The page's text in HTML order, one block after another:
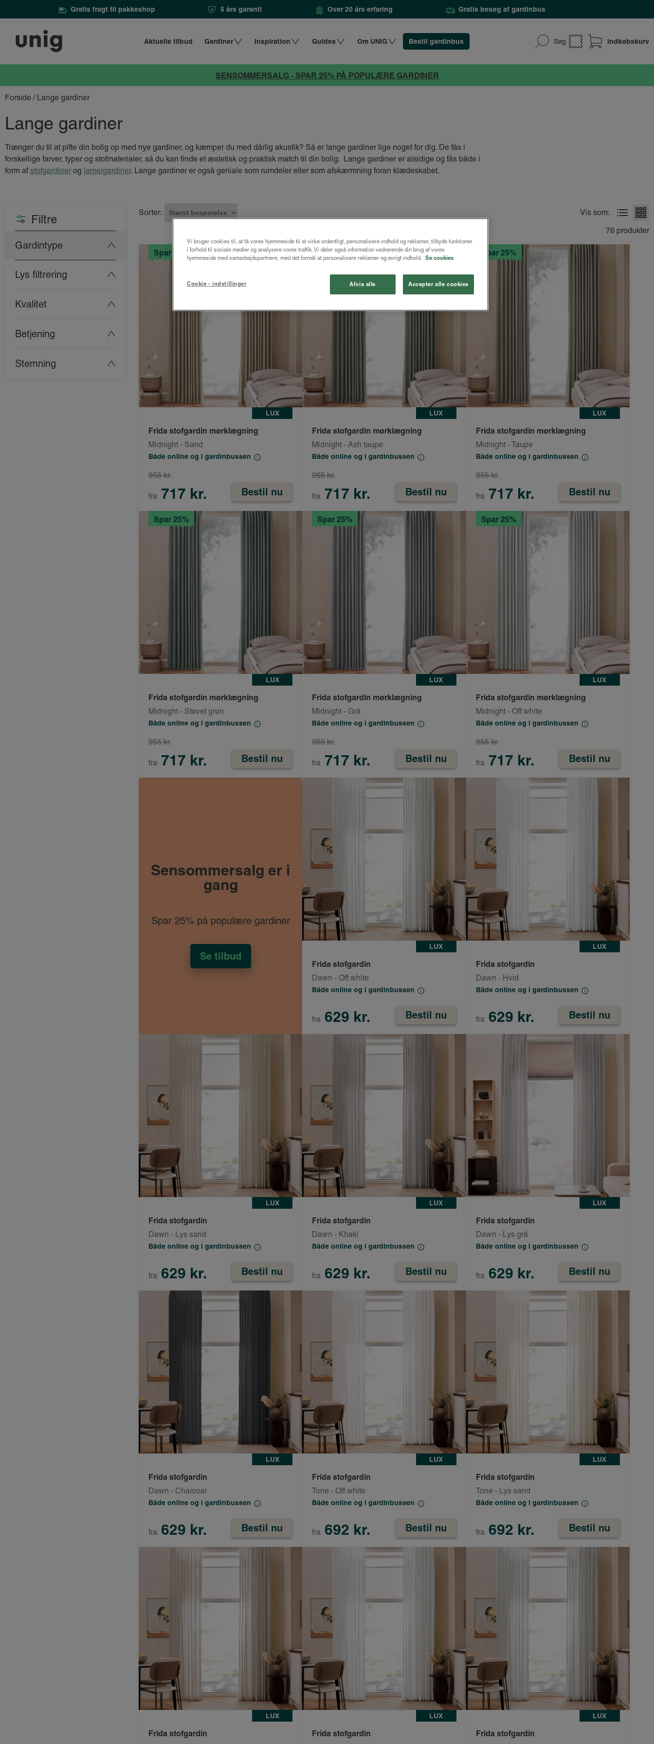
Gratis fragt til pakkeshop 5 års garanti Over 20 års erfaring Gratis besøg af gardinbus
Søg Indkøbskurv
Aktuelle tilbud Gardiner Inspiration Guides Om UNIG Bestil gardinbus
SENSOMMERSALG - SPAR 25% PÅ POPULÆRE GARDINER
Forside / Lange gardiner
Lange gardiner
Trænger du til at pifte din bolig op med nye gardiner, og kæmper du med dårlig akustik? Så er lange gardiner lige noget for dig. De fås i
forskellige farver, typer og stofmaterialer, så du kan finde et æstetisk og praktisk match til din bolig. Lange gardiner er alsidige og fås både i
form af stofgardinerog lamelgardiner. Lange gardiner er også geniale som rumdeler eller som afskærmning foran klædeskabet.
Filtre
Gardintype
Lys filtrering
Kvalitet
Betjening
Stemning
Sorter:
Vis som:
76 produkter
Spar 25%
LUX
Frida stofgardin mørklægning
Midnight - Sand
Både online og i gardinbussen
fra 717 kr.
955 kr.
Bestil nu
Spar 25%
LUX
Frida stofgardin mørklægning
Midnight - Ash taupe
Både online og i gardinbussen
fra 717 kr.
955 kr.
Bestil nu
Spar 25%
LUX
Frida stofgardin mørklægning
Midnight - Taupe
Både online og i gardinbussen
fra 717 kr.
955 kr.
Bestil nu
Spar 25%
LUX
Frida stofgardin mørklægning
Midnight - Støvet grøn
Både online og i gardinbussen
fra 717 kr.
955 kr.
Bestil nu
Spar 25%
LUX
Frida stofgardin mørklægning
Midnight - Grå
Både online og i gardinbussen
fra 717 kr.
955 kr.
Bestil nu
Spar 25%
LUX
Frida stofgardin mørklægning
Midnight - Off white
Både online og i gardinbussen
fra 717 kr.
955 kr.
Bestil nu
Sensommersalg er i
gang
Spar 25% på populære gardiner
Se tilbud
LUX
Frida stofgardin
Dawn - Off white
Både online og i gardinbussen
fra 629 kr. Bestil nu
LUX
Frida stofgardin
Dawn - Hvid
Både online og i gardinbussen
fra 629 kr. Bestil nu
LUX
Frida stofgardin
Dawn - Lys sand
Både online og i gardinbussen
fra 629 kr. Bestil nu
LUX
Frida stofgardin
Dawn - Khaki
Både online og i gardinbussen
fra 629 kr. Bestil nu
LUX
Frida stofgardin
Dawn - Lys grå
Både online og i gardinbussen
fra 629 kr. Bestil nu
LUX
Frida stofgardin
Dawn - Charcoal
Både online og i gardinbussen
fra 629 kr. Bestil nu
LUX
Frida stofgardin
Tone - Off white
Både online og i gardinbussen
fra 692 kr. Bestil nu
LUX
Frida stofgardin
Tone - Lys sand
Både online og i gardinbussen
fra 692 kr. Bestil nu
LUX
Frida stofgardin
LUX
Frida stofgardin
LUX
Frida stofgardin
Vi bruger cookies til, at få vores hjemmeside til at virke ordentligt, personalisere indhold og reklamer, tilbyde funktioner
i forhold til sociale medier og analysere vores traffik. Vi deler også information vedrørende din brug af vores
hjemmeside med samarbejdspartnere, med det formål at personalisere reklamer og øvrigt indhold. Se cookies
Cookie - indstillinger Afvis alle Accepter alle cookies